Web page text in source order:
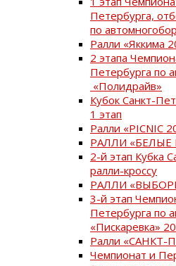
Петербурга,
по
Ралли «Яккима
2 этапа
Петербурга по
«Полидрайв»
Кубок Санкт-
1 этап
Ралли «PICNIC
РАЛЛИ «БЕЛЫЕ
2-й этап Кубка
ралли-кроссу
РАЛЛИ
3-й этап
Петербурга по
«Пискаревка»
Ралли «САНКТ-
Чемпионат и